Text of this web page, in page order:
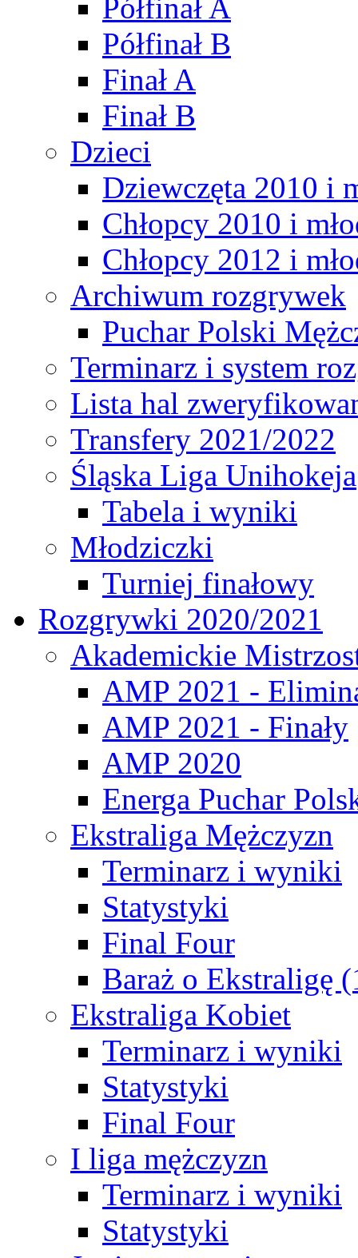
Półfinał A
Półfinał B
Finał A
Finał B
Dzieci
Dziewczęta 2010 i
Chłopcy 2010 i
Chłopcy 2012 i
Archiwum rozgrywek
Puchar Polski
Terminarz i system
Lista hal
Transfery 2021/2022
Śląska Liga Unihokeja
Tabela i wyniki
Młodziczki
Turniej finałowy
Rozgrywki 2020/2021
Akademickie
AMP 2021 -
AMP 2021 - Finały
AMP 2020
Energa Puchar
Ekstraliga Mężczyzn
Terminarz i wyniki
Statystyki
Final Four
Baraż o Ekstraligę
Ekstraliga Kobiet
Terminarz i wyniki
Statystyki
Final Four
I liga mężczyzn
Terminarz i wyniki
Statystyki